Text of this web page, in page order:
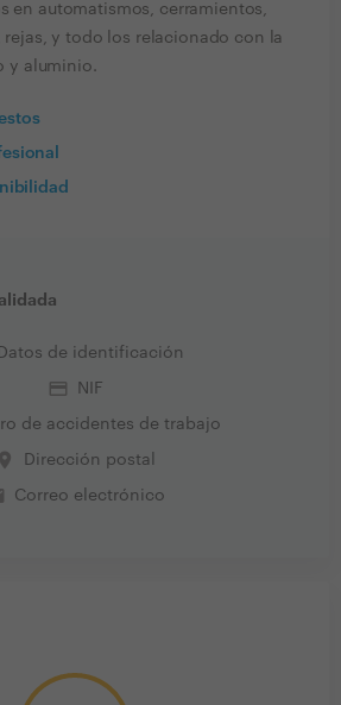
en automatismos, cerramientos,
rejas, y todo los relacionado con la
y aluminio.
Datos de identificación
credit_card NIF
de accidentes de trabajo
place Dirección postal
Correo electrónico